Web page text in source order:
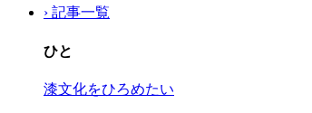
› 記事一覧
ひと
漆文化をひろめたい